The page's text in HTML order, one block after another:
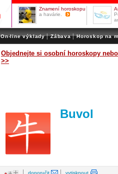
Znamení horoskopu
a havárie.
On-line výklady | Zábava | Horoskop na
Objednejte si osobní horoskopy
>>
Buvol
| doporučit | vytisknout